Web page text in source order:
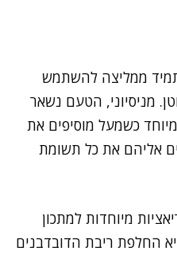
תמיד ממליצה להשתמש
מניסיוני, הטעם נשאר
כשמעל מוסיפים את
אליהם את כל תשומת
מיוחדות למתכון
החלפת ריבת הדובדבנים